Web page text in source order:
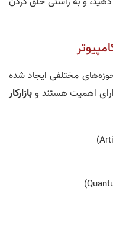
مختلفی ایجاد شده
اهمیت هستند وبازارکار